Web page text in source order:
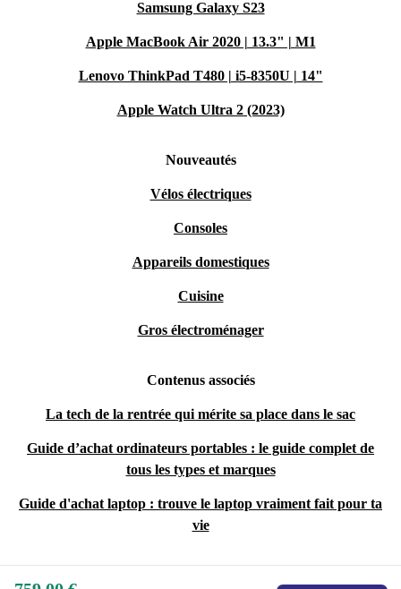
Samsung Galaxy S23
Apple MacBook Air 2020 | 13.3" | M1
Lenovo ThinkPad T480 | i5-8350U | 14"
Apple Watch Ultra 2 (2023)
Nouveautés
Vélos électriques
Consoles
Appareils domestiques
Cuisine
Gros électroménager
Contenus associés
La tech de la rentrée qui mérite sa place dans le sac
Guide d’achat ordinateurs portables : le guide complet de
tous les types et marques
Guide d'achat laptop : trouve le laptop vraiment fait pour ta
vie